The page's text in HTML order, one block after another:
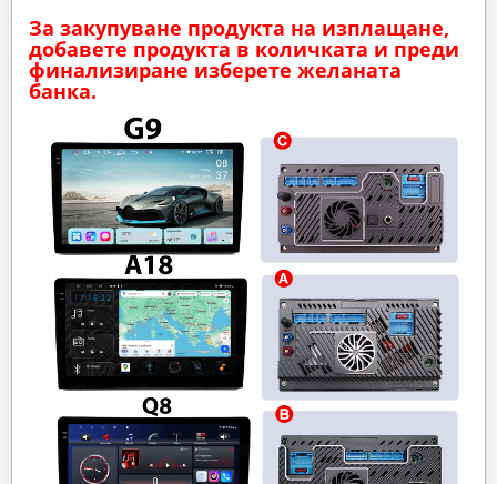
За закупуване продукта на изплащане,
добавете продукта в количката и преди
финализиране изберете желаната
банка.